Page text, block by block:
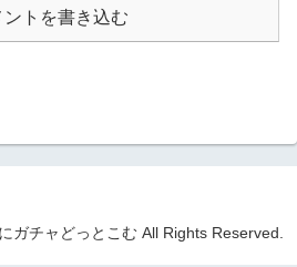
ントを書き込む
ガチャどっとこむ All Rights Reserved.